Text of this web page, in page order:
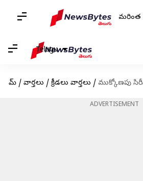
మరింత
Telugu
హోమ్ / వార్తలు / క్రీడలు వార్తలు / ముక్కోణపు
ADVERTISEMENT